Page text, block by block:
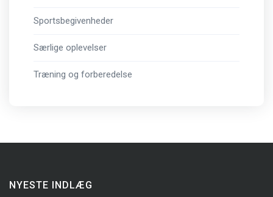
Sportsbegivenheder
Særlige oplevelser
Træning og forberedelse
NYESTE INDLÆG